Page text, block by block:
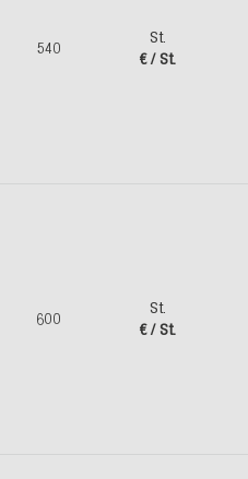
540
St.
€ / St.
600
St.
€ / St.